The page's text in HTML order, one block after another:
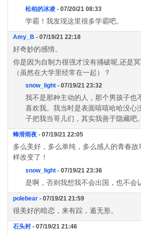
松柏的冰凌 - 07/20/21 08:33
学霸！我发现这里很多学霸吧。
Amy_B - 07/19/21 22:18
好奇妙的感情。
你是因为自制力很强才没有捅破呢,还是
（虽然在大学里经常在一起）？
snow_light - 07/19/21 23:32
我不是那种主动的人，那个男孩子也
喜欢我。我当时是表面嘻嘻哈哈没心
子把我当哥儿们，其实我善于隐藏吧。
蜂滑雨夜 - 07/19/21 22:05
多么美好，多么单纯，多么感人的青春
样改变了！
snow_light - 07/19/21 23:36
是啊，否则我想我不会出国，也不会
polebear - 07/19/21 21:59
很美好的暗恋，来有踪，遁无形。
石头村- 07/19/21 21:46